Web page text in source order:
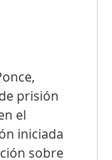
prisión
el
iniciada
sobre